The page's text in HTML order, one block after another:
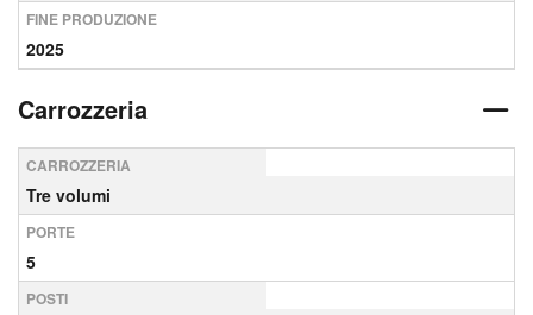
FINE PRODUZIONE
2025
Carrozzeria
CARROZZERIA
Tre volumi
PORTE
5
POSTI